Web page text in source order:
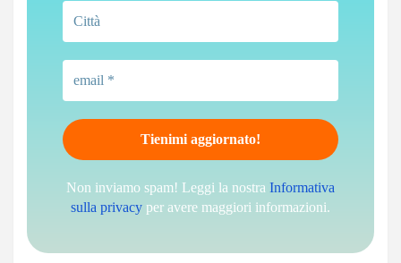
Non inviamo spam! Leggi la nostra Informativa
sulla privacy per avere maggiori informazioni.